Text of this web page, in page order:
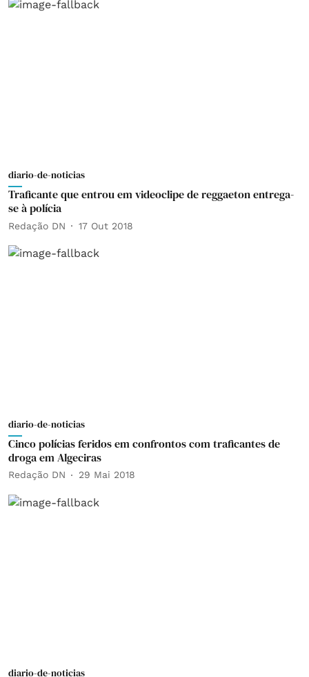
diario-de-noticias
Traficante que entrou em videoclipe de reggaeton entrega-
se à polícia
Redação DN 17 Out 2018
diario-de-noticias
Cinco polícias feridos em confrontos com traficantes de
droga em Algeciras
Redação DN 29 Mai 2018
diario-de-noticias